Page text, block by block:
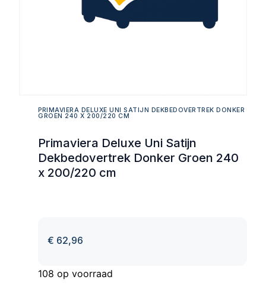
PRIMAVIERA DELUXE UNI SATIJN DEKBEDOVERTREK DONKER
GROEN 240 X 200/220 CM
Primaviera Deluxe Uni Satijn
Dekbedovertrek Donker Groen 240
x 200/220 cm
€ 62,96
108 op voorraad